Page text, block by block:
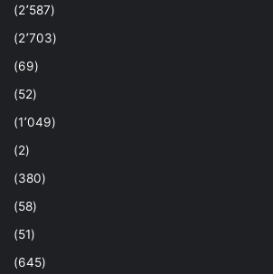
(2٬587)
(2٬703)
(69)
(52)
(1٬049)
(2)
(380)
(58)
(51)
(645)